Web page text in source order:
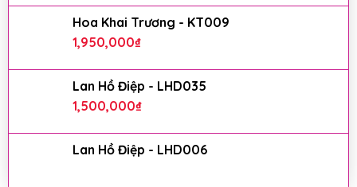
Hoa Khai Trương - KT009
1,950,000₫
Lan Hồ Điệp - LHD035
1,500,000₫
Lan Hồ Điệp - LHD006